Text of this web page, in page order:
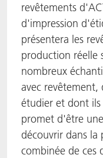
revêtements
d'impression
présentera les
production réelle
nombreux
avec revêtement,
étudier et dont
promet d'être
découvrir dans
combinée de ces